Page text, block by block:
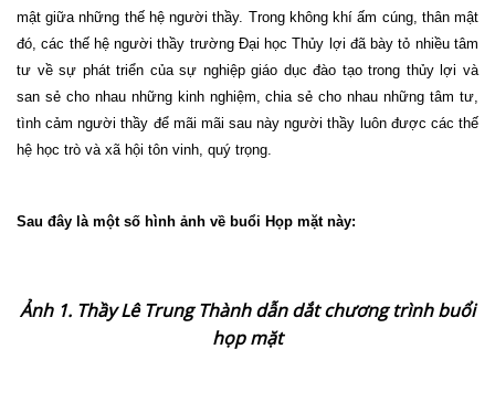
mật giữa những thế hệ người thầy. Trong không khí ấm cúng, thân mật
đó, các thế hệ người thầy trường Đại học Thủy lợi đã bày tỏ nhiều tâm
tư về sự phát triển của sự nghiệp giáo dục đào tạo trong thủy lợi và
san sẻ cho nhau những kinh nghiệm, chia sẻ cho nhau những tâm tư,
tình cảm người thầy để mãi mãi sau này người thầy luôn được các thế
hệ học trò và xã hội tôn vinh, quý trọng.
Sau đây là một số hình ảnh về buổi Họp mặt này:
Ảnh 1. Thầy Lê Trung Thành dẫn dắt chương trình buổi
họp mặt